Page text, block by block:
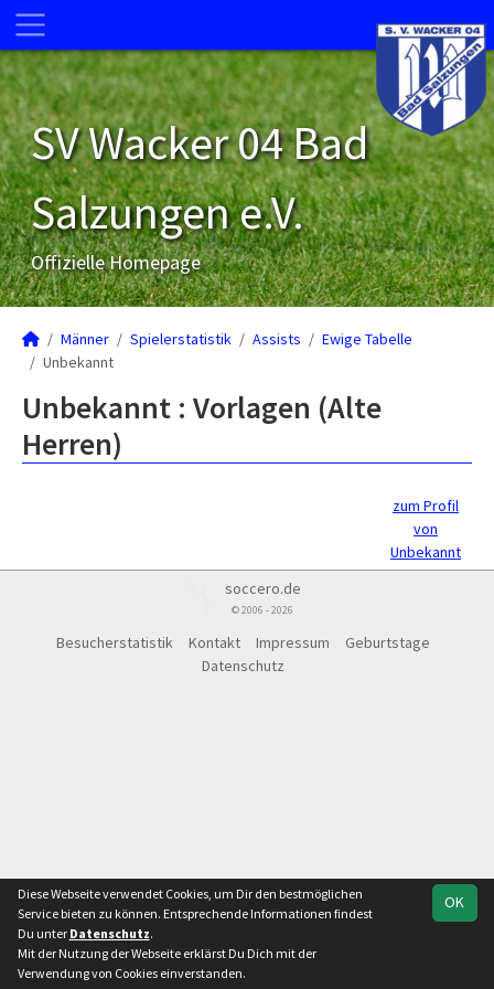
SV Wacker 04 Bad
Salzungen e.V.
Offizielle Homepage
Männer Spielerstatistik Assists
Ewige Tabelle
Unbekannt
Unbekannt : Vorlagen (Alte
Herren)
zum Profil
von
Unbekannt
soccero.de
© 2006 - 2026
Besucherstatistik Kontakt Impressum
Geburtstage
Datenschutz
OK
Diese Webseite verwendet Cookies, um Dir den bestmöglichen
Service bieten zu können. Entsprechende Informationen findest
Du unter Datenschutz.
Mit der Nutzung der Webseite erklärst Du Dich mit der
Verwendung von Cookies einverstanden.